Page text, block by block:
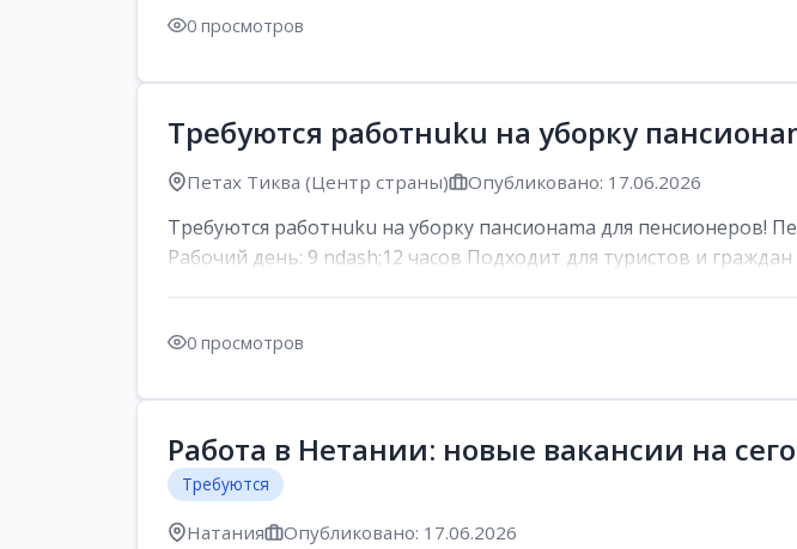
0 просмотров
Требуются работнuku на уборку
Петах Тиква (Центр страны) Опубликовано: 17.06.2026
Требуются работнuku на уборку пансионama для пенсионеров!
Рабочий день: 9 ndash;12 часов Подходит для туристов и
0 просмотров
Работа в Нетании: новые вакансии на
Требуются
Натания Опубликовано: 17.06.2026